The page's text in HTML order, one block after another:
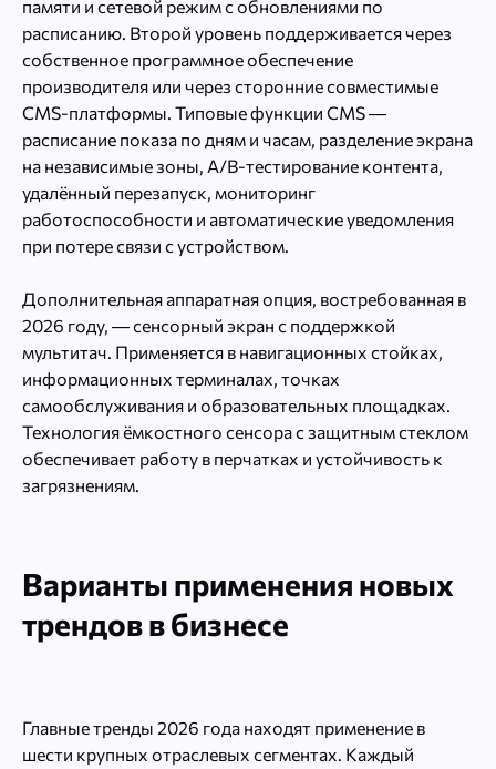
памяти и сетевой режим с обновлениями по
расписанию. Второй уровень поддерживается через
собственное программное обеспечение
производителя или через сторонние совместимые
CMS-платформы. Типовые функции CMS —
расписание показа по дням и часам, разделение экрана
на независимые зоны, A/B-тестирование контента,
удалённый перезапуск, мониторинг
работоспособности и автоматические уведомления
при потере связи с устройством.
Дополнительная аппаратная опция, востребованная в
2026 году, — сенсорный экран с поддержкой
мультитач. Применяется в навигационных стойках,
информационных терминалах, точках
самообслуживания и образовательных площадках.
Технология ёмкостного сенсора с защитным стеклом
обеспечивает работу в перчатках и устойчивость к
загрязнениям.
Варианты применения новых
трендов в бизнесе
Главные тренды 2026 года находят применение в
шести крупных отраслевых сегментах. Каждый